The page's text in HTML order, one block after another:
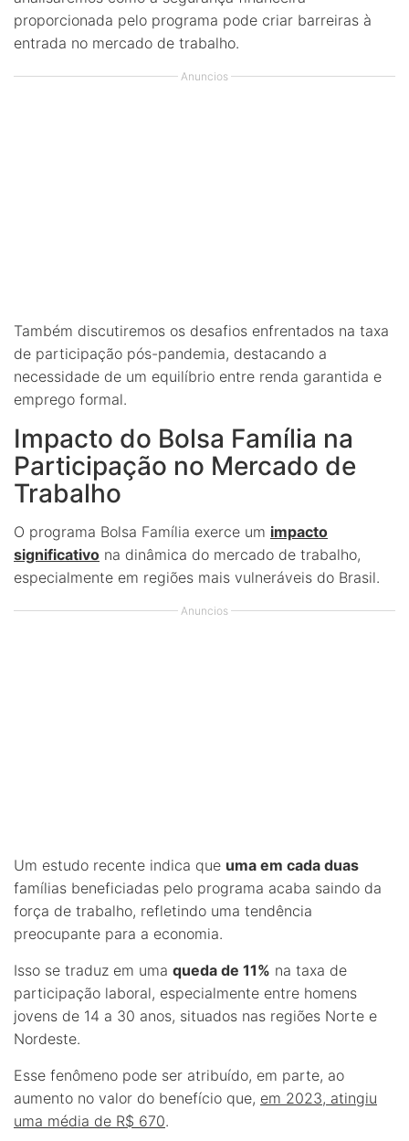
proporcionada pelo programa pode criar barreiras à
entrada no mercado de trabalho.
Anuncios
Também discutiremos os desafios enfrentados na taxa
de participação pós-pandemia, destacando a
necessidade de um equilíbrio entre renda garantida e
emprego formal.
Impacto do Bolsa Família na
Participação no Mercado de
Trabalho
O programa Bolsa Família exerce um impacto
significativo na dinâmica do mercado de trabalho,
especialmente em regiões mais vulneráveis do Brasil.
Anuncios
Um estudo recente indica que uma em cada duas
famílias beneficiadas pelo programa acaba saindo da
força de trabalho, refletindo uma tendência
preocupante para a economia.
Isso se traduz em uma queda de 11% na taxa de
participação laboral, especialmente entre homens
jovens de 14 a 30 anos, situados nas regiões Norte e
Nordeste.
Esse fenômeno pode ser atribuído, em parte, ao
aumento no valor do benefício que, em 2023, atingiu
uma média de R$ 670.